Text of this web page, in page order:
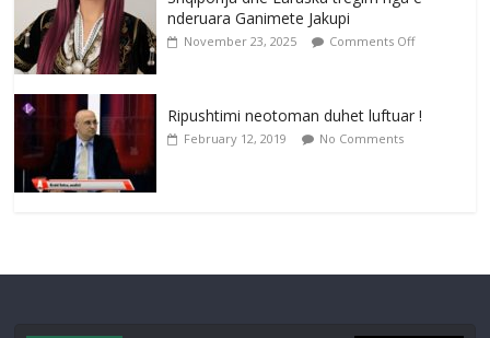
nderuara Ganimete Jakupi
November 23, 2025 Comments Off
Ripushtimi neotoman duhet luftuar !
February 12, 2019 No Comments